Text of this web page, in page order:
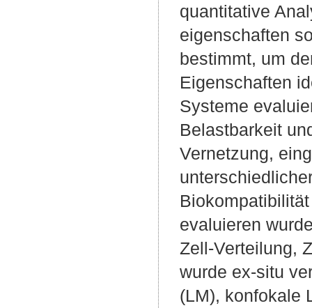
quantitative
eigenschaften
bestimmt, um
Eigenschaften
Systeme
Belastbarkeit
Vernetzung,
evaluieren
Zell-Verteilung,
wurde ex-situ
(LM), konfokale